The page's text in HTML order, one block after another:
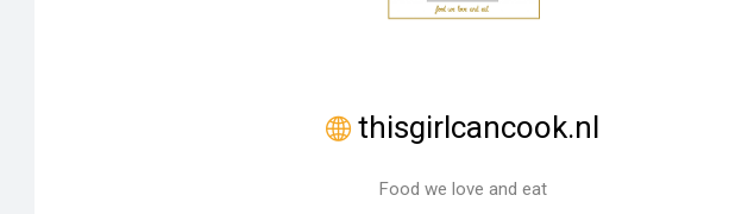
thisgirlcancook.nl
Food we love and eat